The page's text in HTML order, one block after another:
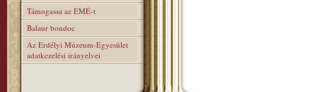
Támogassa az EMÉ-t
Balaur bondoc
Az Erdélyi Múzeum-Egyesület
adatkezelési irányelvei